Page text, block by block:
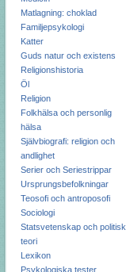
Matlagning: choklad
Familjepsykologi
Katter
Guds natur och existens
Religionshistoria
Öl
Religion
Folkhälsa och personlig
hälsa
Självbiografi: religion och
andlighet
Serier och Seriestrippar
Ursprungsbefolkningar
Teosofi och antroposofi
Sociologi
Statsvetenskap och politisk
teori
Lexikon
Psykologiska tester